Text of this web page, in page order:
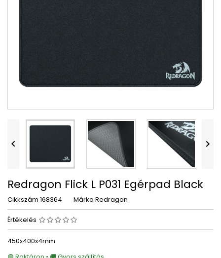
 
Redragon Flick L P031 Egérpad Black
Cikkszám 168364 Márka Redragon
Értékelés
450x400x4mm